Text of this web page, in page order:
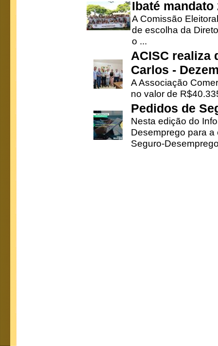
Ibaté mandato
A Comissão
de escolha da
o ...
ACISC realiza
Carlos -
A Associação
no valor de
Pedidos de
Nesta edição do
Desemprego para
Seguro-